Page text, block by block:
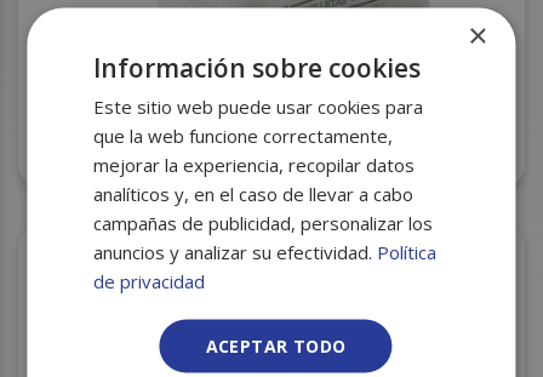
SERVILLETA 33X33 DOBLE BLANCA C/27
SUAVIVAN
×
Información sobre cookies
Este sitio web puede usar cookies para
que la web funcione correctamente,
mejorar la experiencia, recopilar datos
analíticos y, en el caso de llevar a cabo
campañas de publicidad, personalizar los
anuncios y analizar su efectividad. Política
de privacidad
ACEPTAR TODO